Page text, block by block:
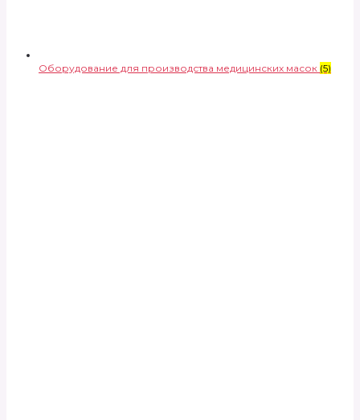
Оборудование для производства медицинских масок (5)